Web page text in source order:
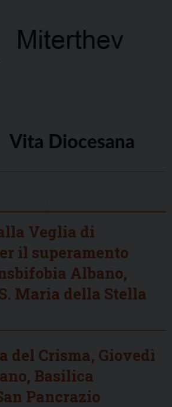
Veglia di
il superamento
Albano,
Maria della Stella
del Crisma, Giovedì
Basilica
Pancrazio